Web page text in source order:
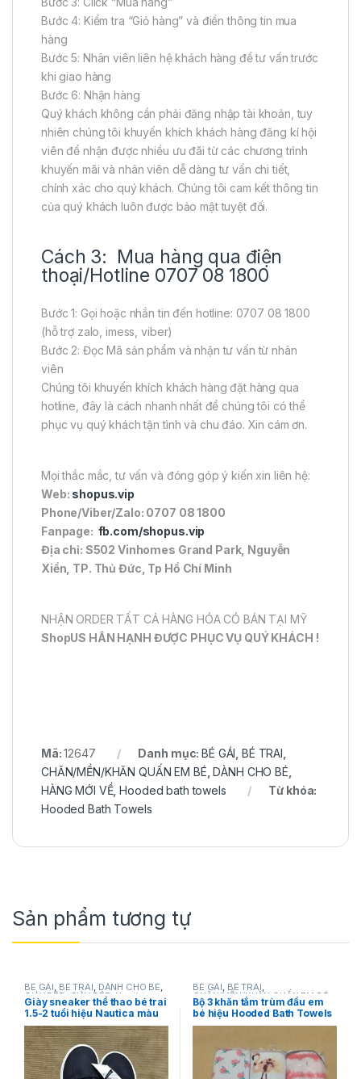
Bước 4: Kiểm tra “Giỏ hàng” và điền thông tin mua
hàng
Bước 5: Nhân viên liên hệ khách hàng để tư vấn trước
khi giao hàng
Bước 6: Nhận hàng
Quý khách không cần phải đăng nhập tài khoản, tuy
nhiên chúng tôi khuyến khích khách hàng đăng kí hội
viên để nhận được nhiều ưu đãi từ các chương trình
khuyến mãi và nhân viên dễ dàng tư vấn chi tiết,
chính xác cho quý khách. Chúng tôi cam kết thông tin
của quý khách luôn được bảo mật tuyệt đối.
Cách 3: Mua hàng qua điện
thoại/Hotline 0707 08 1800
Bước 1: Gọi hoặc nhắn tin đến hotline: 0707 08 1800
(hỗ trợ zalo, imess, viber)
Bước 2: Đọc Mã sản phẩm và nhận tư vấn từ nhân
viên
Chúng tôi khuyến khích khách hàng đặt hàng qua
hotline, đây là cách nhanh nhất để chúng tôi có thể
phục vụ quý khách tận tình và chu đáo. Xin cám ơn.
Mọi thắc mắc, tư vấn và đóng góp ý kiến xin liên hệ:
Web: shopus.vip
Phone/Viber/Zalo: 0707 08 1800
Fanpage: fb.com/shopus.vip
Địa chỉ: S502 Vinhomes Grand Park, Nguyễn
Xiển, TP. Thủ Đức, Tp Hồ Chí Minh
NHẬN ORDER TẤT CẢ HÀNG HÓA CÓ BÁN TẠI MỸ
ShopUS HÂN HẠNH ĐƯỢC PHỤC VỤ QUÝ KHÁCH !
Mã:12647 Danh mục:BÉ GÁI BÉ TRAI
CHĂN/MỀN/KHĂN QUẤN EM BÉ ,DÀNH CHO BÉ
HÀNG MỚI VỀ,Hooded bath towels
Từ khóa:
Hooded Bath Towels
Sản phẩm tương tự
BÉ GÁI, BÉ TRAI, DÀNH CHO BÉ,
GIÀY DÉP GIÀY DÉP,Nautica
Giày sneaker thể thao bé trai
1.5-2 tuổi hiệu Nautica màu
xanh đen size (US) 7 chính
hãng
BÉ GÁI, BÉ TRAI,
CHĂN/MỀN/KHĂN QUẤN EM BÉ
DÀNH CHO BÉ, HÀNG MỚI VỀ,
Hooded bath towels
Bộ 3 khăn tắm trùm đầu em
bé hiệu Hooded Bath Towels
chính hãng